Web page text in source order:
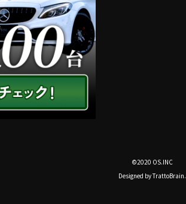
©2020 OS.INC
Designed byTrattoBrain.